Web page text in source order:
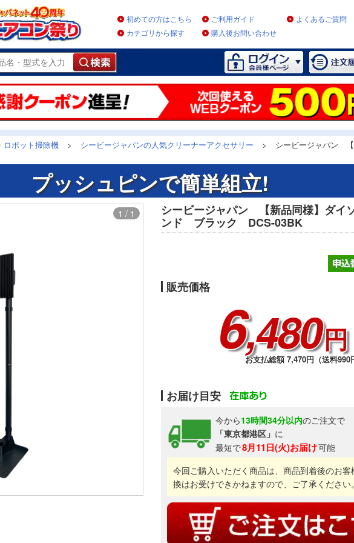
初めての方はこちら ご利用ガイド
よくあるご質問
カテゴリから探す
購入後お問い合わせ
ロボット掃除機 > シービージャパンの人気クリーナーアクセサリー >
シービージャパン
プッシュピンで簡単組立!
1 / 1
シービージャパン 【新品同様】ダイ
ンド ブラック DCS-03BK
販売価格
6,480円
お支払総額 7,470円（送料990
お届け目安
今から13時間34分以内のご注文で
「東京都港区」 に
最短で8月11日(火)お届け可能
今回ご購入いただく商品は、商品到着後のお
換はお受けできかねますので、ご了承ください。